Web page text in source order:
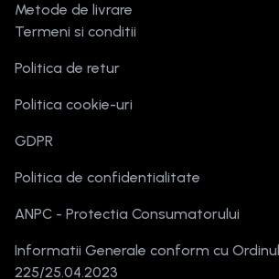
Metode de livrare
Termeni si conditii
Politica de retur
Politica cookie-uri
GDPR
Politica de confidentialitate
ANPC - Protectia Consumatorului
Informatii Generale conform cu Ordinul
225/25.04.2023